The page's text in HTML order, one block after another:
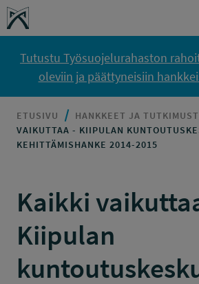
Siirry sisältöön
Työsuojelurahasto
Tutustu Työsuojelurahaston
oleviin ja päättyneisiin
ETUSIVU HANKKEET JA
VAIKUTTAA - KIIPULAN
KEHITTÄMISHANKE 2014-2015
Kaikki
Kiipulan